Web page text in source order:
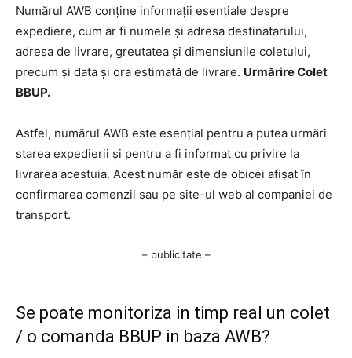
Numărul AWB conține informații esențiale despre
expediere, cum ar fi numele și adresa destinatarului,
adresa de livrare, greutatea și dimensiunile coletului,
precum și data și ora estimată de livrare. Urmărire Colet
BBUP.
Astfel, numărul AWB este esențial pentru a putea urmări
starea expedierii și pentru a fi informat cu privire la
livrarea acestuia. Acest număr este de obicei afișat în
confirmarea comenzii sau pe site-ul web al companiei de
transport.
– publicitate –
Se poate monitoriza in timp real un colet
/ o comanda BBUP in baza AWB?